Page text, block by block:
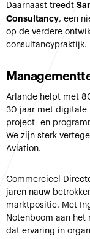
Daarnaast treedt
Consultancy, een
op de verdere
consultancypraktijk.
Arlande helpt met
30 jaar met digitale
project- en
We zijn sterk
Aviation.
Commercieel
jaren nauw
marktpositie. Met
Notenboom aan het
dat ervaring in